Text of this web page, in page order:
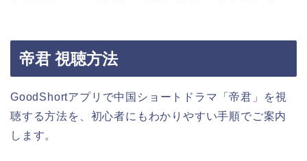
帝君 視聴方法
GoodShortアプリで中国ショートドラマ「帝君」を視
聴する方法を、初心者にもわかりやすい手順でご案内
します。